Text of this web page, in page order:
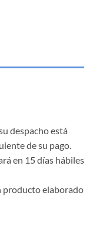
despacho está
de su pago.
en 15 días hábiles
producto elaborado